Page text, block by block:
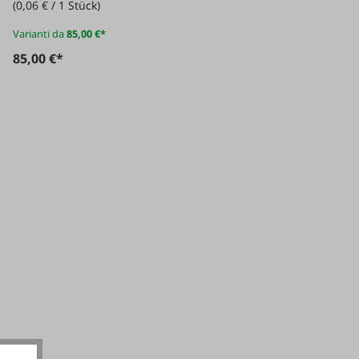
(0,06 € / 1 Stück)
Varianti da85,00 €*
85,00 €*